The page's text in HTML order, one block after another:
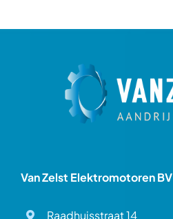
Van Zelst Elektromotoren BV
Raadhuisstraat 14